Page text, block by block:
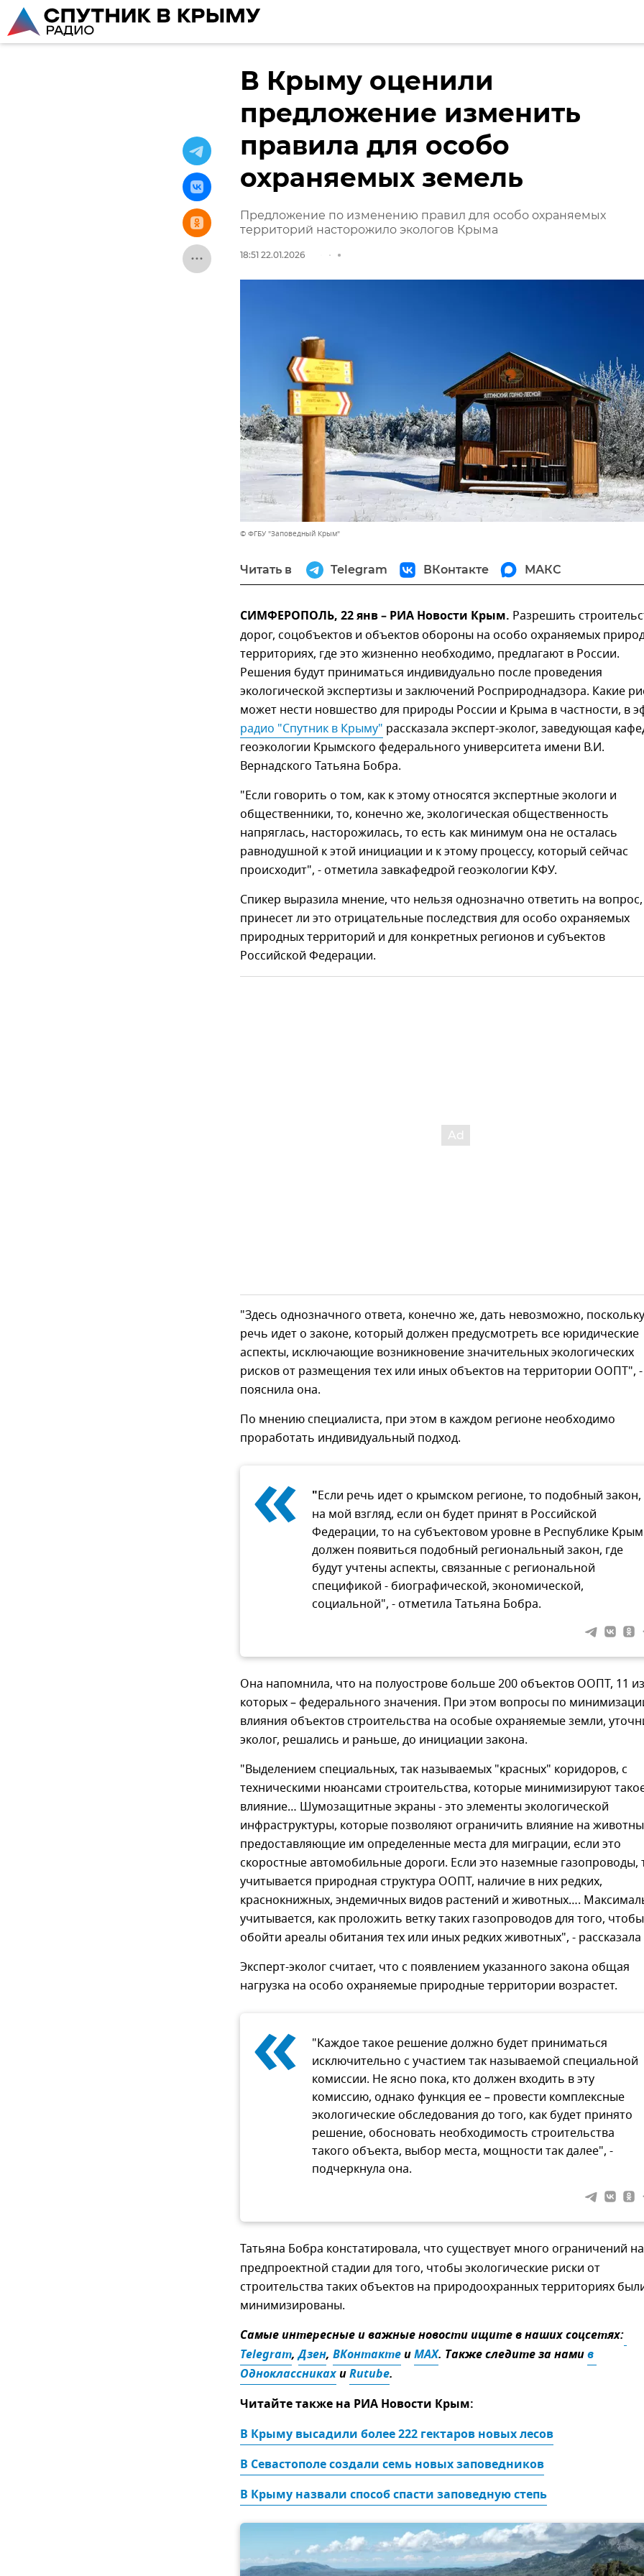
В Крыму оценили
предложение изменить
правила для особо
охраняемых земель
Предложение по изменению правил для особо охраняемых
территорий насторожило экологов Крыма
18:51 22.01.2026
© ФГБУ "Заповедный Крым"
Читать в Telegram ВКонтакте МАКС
СИМФЕРОПОЛЬ, 22 янв – РИА Новости Крым. Разрешить
дорог, соцобъектов и объектов обороны на особо охраняемых
территориях, где это жизненно необходимо, предлагают в России.
Решения будут приниматься индивидуально после проведения
экологической экспертизы и заключений Росприроднадзора. Какие
может нести новшество для природы России и Крыма в частности, в
радио "Спутник в Крыму" рассказала эксперт-эколог, заведующая
геоэкологии Крымского федерального университета имени В.И.
Вернадского Татьяна Бобра.
"Если говорить о том, как к этому относятся экспертные экологи и
общественники, то, конечно же, экологическая общественность
напряглась, насторожилась, то есть как минимум она не осталась
равнодушной к этой инициации и к этому процессу, который сейчас
происходит", - отметила завкафедрой геоэкологии КФУ.
Спикер выразила мнение, что нельзя однозначно ответить на вопрос,
принесет ли это отрицательные последствия для особо охраняемых
природных территорий и для конкретных регионов и субъектов
Российской Федерации.
"Здесь однозначного ответа, конечно же, дать невозможно, поскольку
речь идет о законе, который должен предусмотреть все юридические
аспекты, исключающие возникновение значительных экологических
рисков от размещения тех или иных объектов на территории ООПТ", -
пояснила она.
По мнению специалиста, при этом в каждом регионе необходимо
проработать индивидуальный подход.
« "Если речь идет о крымском регионе, то подобный закон,
на мой взгляд, если он будет принят в Российской
Федерации, то на субъектовом уровне в Республике Крым
должен появиться подобный региональный закон, где
будут учтены аспекты, связанные с региональной
спецификой - биографической, экономической,
социальной", - отметила Татьяна Бобра.
Она напомнила, что на полуострове больше 200 объектов ООПТ, 11 из
которых – федерального значения. При этом вопросы по
влияния объектов строительства на особые охраняемые земли,
эколог, решались и раньше, до инициации закона.
"Выделением специальных, так называемых "красных" коридоров, с
техническими нюансами строительства, которые минимизируют
влияние… Шумозащитные экраны - это элементы экологической
инфраструктуры, которые позволяют ограничить влияние на
предоставляющие им определенные места для миграции, если это
скоростные автомобильные дороги. Если это наземные газопроводы,
учитывается природная структура ООПТ, наличие в них редких,
краснокнижных, эндемичных видов растений и животных….
учитывается, как проложить ветку таких газопроводов для того, чтобы
обойти ареалы обитания тех или иных редких животных", -
Эксперт-эколог считает, что с появлением указанного закона общая
нагрузка на особо охраняемые природные территории возрастет.
«
"Каждое такое решение должно будет приниматься
исключительно с участием так называемой специальной
комиссии. Не ясно пока, кто должен входить в эту
комиссию, однако функция ее – провести комплексные
экологические обследования до того, как будет принято
решение, обосновать необходимость строительства
такого объекта, выбор места, мощности так далее", -
подчеркнула она.
Татьяна Бобра констатировала, что существует много ограничений на
предпроектной стадии для того, чтобы экологические риски от
строительства таких объектов на природоохранных территориях
минимизированы.
Самые интересные и важные новости ищите в наших соцсетях:
Telegram,Дзен, ВКонтактеиMAX. Также следите за намив
ОдноклассникахиRutube.
Читайте также на РИА Новости Крым:
В Крыму высадили более 222 гектаров новых лесов
В Севастополе создали семь новых заповедников
В Крыму назвали способ спасти заповедную степь